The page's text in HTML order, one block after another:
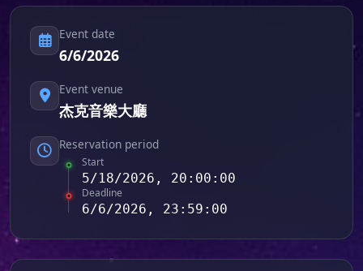
Event date
6/6/2026
Event venue
杰克音樂大廳
Reservation period
Start
5/18/2026, 20:00:00
Deadline
6/6/2026, 23:59:00